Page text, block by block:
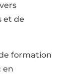
et de
formation
en